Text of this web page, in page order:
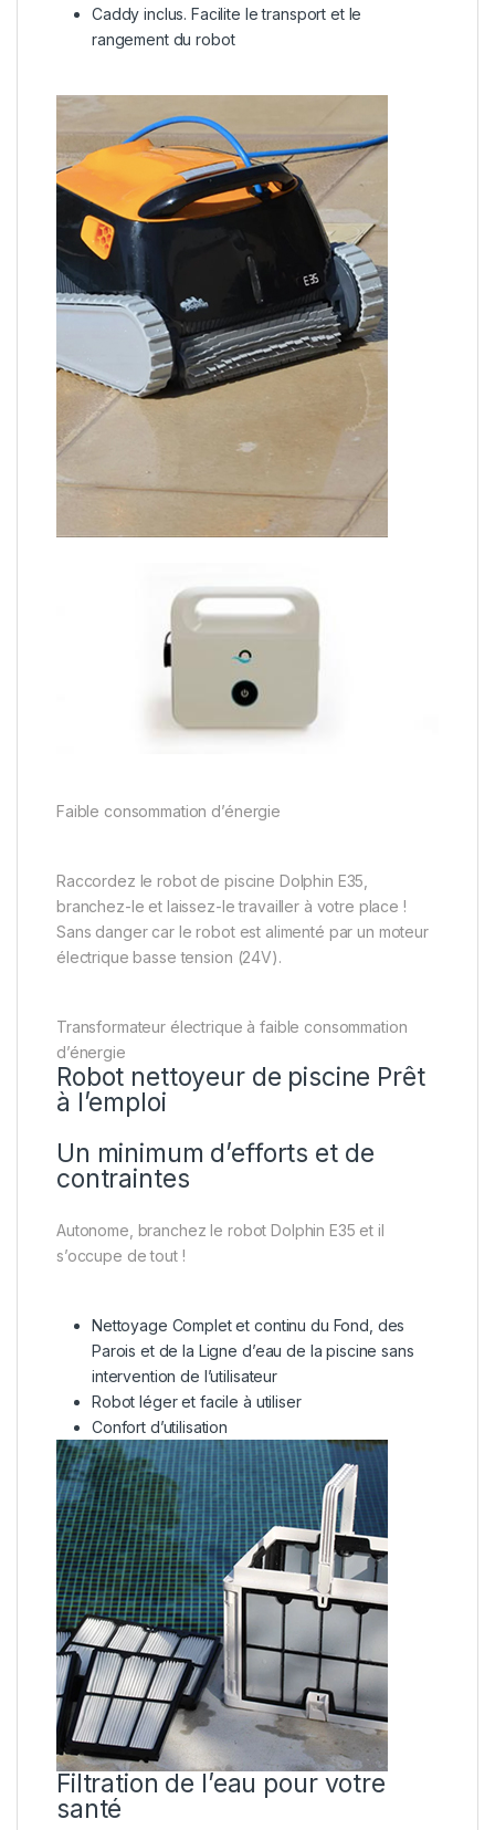
Caddy inclus. Facilite le transport et le
rangement du robot
Faible consommation d’énergie
Raccordez le robot de piscine Dolphin E35,
branchez-le et laissez-le travailler à votre place !
Sans danger car le robot est alimenté par un moteur
électrique basse tension (24V).
Transformateur électrique à faible consommation
d’énergie
Robot nettoyeur de piscine Prêt
à l’emploi
Un minimum d’efforts et de
contraintes
Autonome, branchez le robot Dolphin E35 et il
s’occupe de tout !
Nettoyage Complet et continu du Fond, des
Parois et de la Ligne d’eau de la piscine sans
intervention de l’utilisateur
Robot léger et facile à utiliser
Confort d’utilisation
Filtration de l’eau pour votre
santé